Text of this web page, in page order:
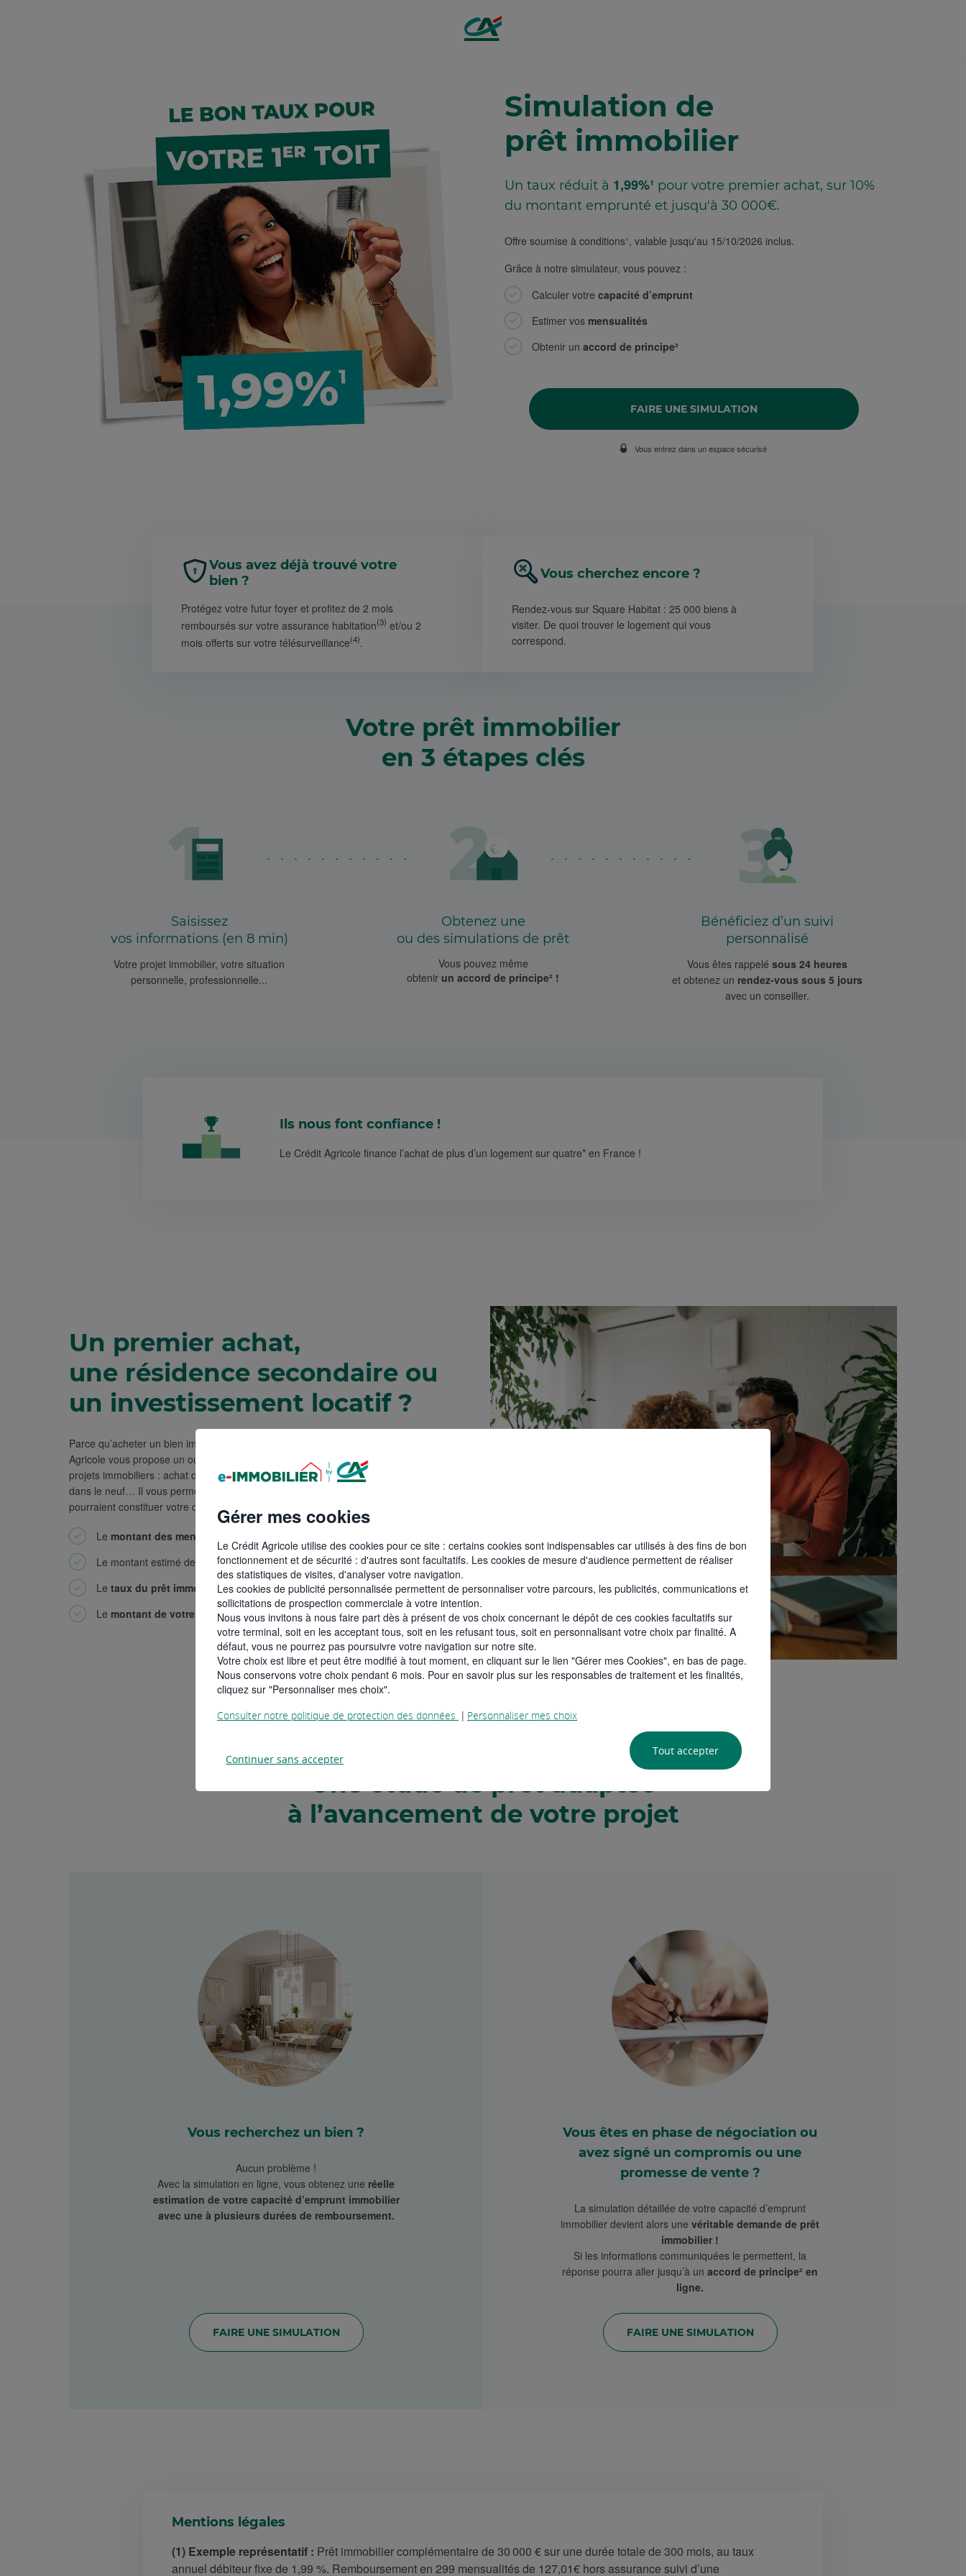
Simulation de
prêt immobilier
Un taux réduit à 1,99%¹ pour votre premier achat, sur 10%
du montant emprunté et jusqu'à 30 000€.
Offre soumise à conditions¹, valable jusqu'au 15/10/2026 inclus.
Grâce à notre simulateur, vous pouvez :
Calculer votre capacité d’emprunt
Estimer vos mensualités
Obtenir un accord de principe²
FAIRE UNE SIMULATION
Vous entrez dans un espace sécurisé
Vous avez déjà trouvé votre
bien ?
Protégez votre futur foyer et profitez de 2 mois
remboursés sur votre assurance habitation(3) et/ou 2
mois offerts sur votre télésurveillance(4).
Vous cherchez encore ?
Rendez-vous sur Square Habitat : 25 000 biens à
visiter. De quoi trouver le logement qui vous
correspond.
Votre prêt immobilier
en 3 étapes clés
Saisissez
vos informations (en 8 min)
Votre projet immobilier, votre situation
personnelle, professionnelle...
Obtenez une
ou des simulations de prêt
Vous pouvez même
obtenir un accord de principe² !
Bénéficiez d’un suivi
personnalisé
Vous êtes rappelé sous 24 heures
et obtenez un rendez-vous sous 5 jours
avec un conseiller.
Ils nous font confiance !
Le Crédit Agricole finance l’achat de plus d’un logement sur quatre* en France !
Un premier achat,
une résidence secondaire ou
un investissement locatif ?
Parce qu’acheter un bien immobilier représente une étape importante, le Crédit
Agricole vous propose un outil de simulation de prêt immobilier adapté à tous vos
projets immobiliers : achat d’un terrain, construction, achat dans l’ancien, achat
dans le neuf… Il vous permet d’avoir une vue détaillée des différents éléments qui
pourraient constituer votre crédit immobilier :
Le montant des mensualités
Le montant estimé des
frais de notaire
Le taux du prêt immobilier
Le montant de votre prêt à taux zérosi vous y êtes éligible
Une étude de prêt adaptée
à l’avancement de votre projet
Vous recherchez un bien ?
Aucun problème !
Avec la simulation en ligne, vous obtenez une réelle
estimation de votre capacité d’emprunt immobilier
avec une à plusieurs durées de remboursement.
FAIRE UNE SIMULATION
Vous êtes en phase de négociation ou
avez signé un compromis ou une
promesse de vente ?
La simulation détaillée de votre capacité d’emprunt
immobilier devient alors une véritable demande de prêt
immobilier !
Si les informations communiquées le permettent, la
réponse pourra aller jusqu’à un accord de principe² en
ligne.
FAIRE UNE SIMULATION
Mentions légales
(1) Exemple représentatif : Prêt immobilier complémentaire de 30 000 € sur une durée totale de 300 mois, au taux
annuel débiteur fixe de 1,99 %. Remboursement en 299 mensualités de 127,01€ hors assurance suivi d’une
Gérer mes cookies
Le Crédit Agricole utilise des cookies pour ce site : certains cookies sont indispensables car utilisés à des fins de bon
fonctionnement et de sécurité : d'autres sont facultatifs. Les cookies de mesure d'audience permettent de réaliser
des statistiques de visites, d'analyser votre navigation.
Les cookies de publicité personnalisée permettent de personnaliser votre parcours, les publicités, communications et
sollicitations de prospection commerciale à votre intention.
Nous vous invitons à nous faire part dès à présent de vos choix concernant le dépôt de ces cookies facultatifs sur
votre terminal, soit en les acceptant tous, soit en les refusant tous, soit en personnalisant votre choix par finalité. A
défaut, vous ne pourrez pas poursuivre votre navigation sur notre site.
Votre choix est libre et peut être modifié à tout moment, en cliquant sur le lien "Gérer mes Cookies", en bas de page.
Nous conservons votre choix pendant 6 mois. Pour en savoir plus sur les responsables de traitement et les finalités,
cliquez sur "Personnaliser mes choix".
Consulter notre politique de protection des données | Personnaliser mes choix
Continuer sans accepter
Tout accepter